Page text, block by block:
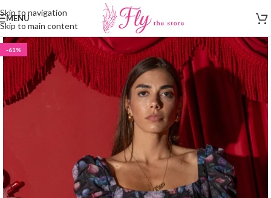
Skip to navigation
Skip to main content
MENU
-61%